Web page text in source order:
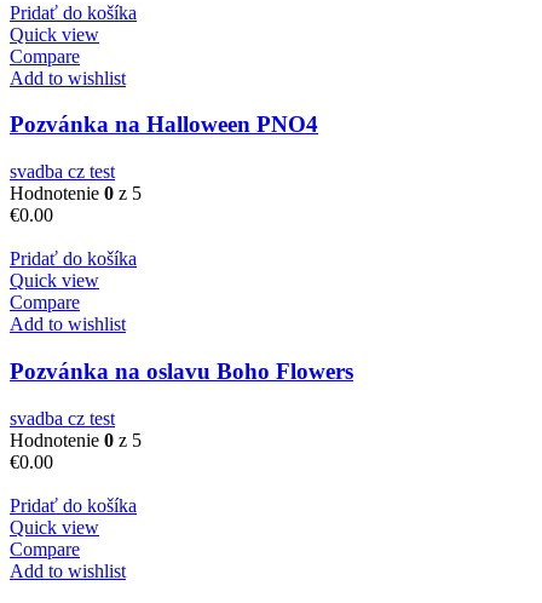
Pridať do košíka
Quick view
Compare
Add to wishlist
Pozvánka na Halloween PNO4
svadba cz test
Hodnotenie 0 z 5
€0.00
Pridať do košíka
Quick view
Compare
Add to wishlist
Pozvánka na oslavu Boho Flowers
svadba cz test
Hodnotenie 0 z 5
€0.00
Pridať do košíka
Quick view
Compare
Add to wishlist